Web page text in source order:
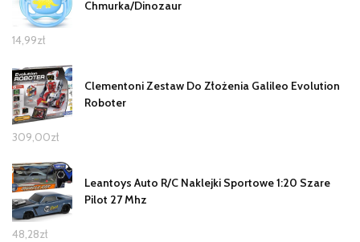
Chmurka/Dinozaur
14,99zł
Clementoni Zestaw Do Złożenia Galileo Evolution
Roboter
309,00zł
Leantoys Auto R/C Naklejki Sportowe 1:20 Szare
Pilot 27 Mhz
48,28zł